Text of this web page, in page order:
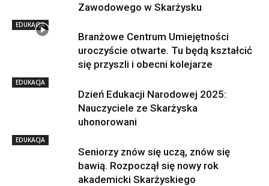
Zawodowego w Skarżysku
EDUKACJA
Branżowe Centrum Umiejętności
uroczyście otwarte. Tu będą kształcić
się przyszli i obecni kolejarze
EDUKACJA
Dzień Edukacji Narodowej 2025:
Nauczyciele ze Skarżyska
uhonorowani
EDUKACJA
Seniorzy znów się uczą, znów się
bawią. Rozpoczął się nowy rok
akademicki Skarżyskiego